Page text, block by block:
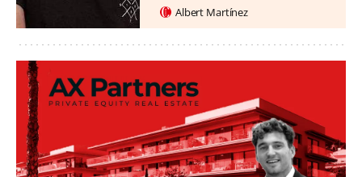
Albert Martínez